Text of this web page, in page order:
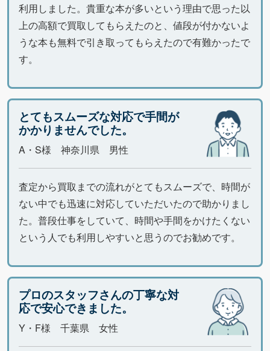
利用しました。貴重な本が多いという理由で思った以
上の高額で買取してもらえたのと、値段が付かないよ
うな本も無料で引き取ってもらえたので有難かったで
す。
とてもスムーズな対応で手間が
かかりませんでした。
A・S様 神奈川県 男性
査定から買取までの流れがとてもスムーズで、時間が
ない中でも迅速に対応していただいたので助かりまし
た。普段仕事をしていて、時間や手間をかけたくない
という人でも利用しやすいと思うのでお勧めです。
プロのスタッフさんの丁寧な対
応で安心できました。
Y・F様 千葉県 女性